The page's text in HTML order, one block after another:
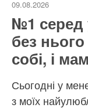
09.08.2026
№1 серед
без
собі, і
Сьогодні у
з моїх